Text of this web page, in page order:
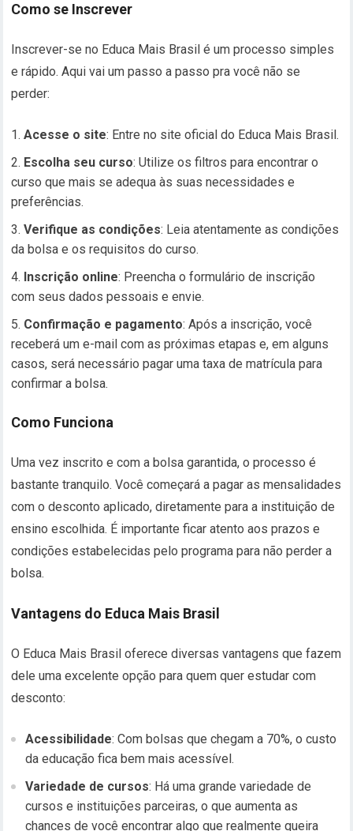
Como se Inscrever
Inscrever-se no Educa Mais Brasil é um processo simples
e rápido. Aqui vai um passo a passo pra você não se
perder:
Acesse o site: Entre no site oficial do Educa Mais Brasil.
Escolha seu curso: Utilize os filtros para encontrar o
curso que mais se adequa às suas necessidades e
preferências.
Verifique as condições: Leia atentamente as condições
da bolsa e os requisitos do curso.
Inscrição online: Preencha o formulário de inscrição
com seus dados pessoais e envie.
Confirmação e pagamento: Após a inscrição, você
receberá um e-mail com as próximas etapas e, em alguns
casos, será necessário pagar uma taxa de matrícula para
confirmar a bolsa.
Como Funciona
Uma vez inscrito e com a bolsa garantida, o processo é
bastante tranquilo. Você começará a pagar as mensalidades
com o desconto aplicado, diretamente para a instituição de
ensino escolhida. É importante ficar atento aos prazos e
condições estabelecidas pelo programa para não perder a
bolsa.
Vantagens do Educa Mais Brasil
O Educa Mais Brasil oferece diversas vantagens que fazem
dele uma excelente opção para quem quer estudar com
desconto:
Acessibilidade: Com bolsas que chegam a 70%, o custo
da educação fica bem mais acessível.
Variedade de cursos: Há uma grande variedade de
cursos e instituições parceiras, o que aumenta as
chances de você encontrar algo que realmente queira